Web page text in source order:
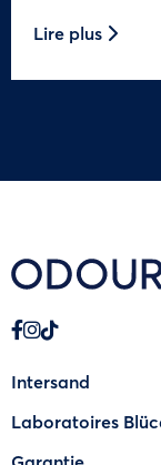
Lire plus
Intersand
Laboratoires